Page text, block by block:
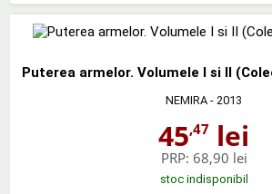
Puterea armelor. Volumele I si II
NEMIRA - 2013
45,47 lei
PRP: 68,90 lei
stoc indisponibil